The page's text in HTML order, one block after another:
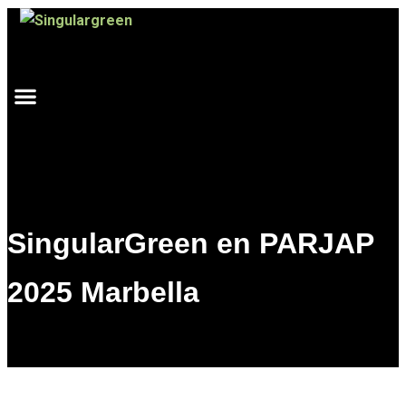
SingularGreen en PARJAP
2025 Marbella